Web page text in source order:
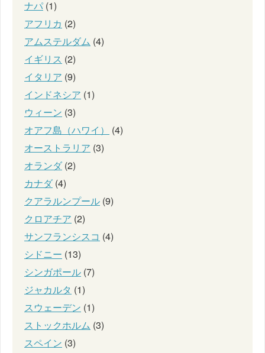
ナパ (1)
アフリカ (2)
アムステルダム (4)
イギリス (2)
イタリア (9)
インドネシア (1)
ウィーン (3)
オアフ島（ハワイ）
(4)
オーストラリア (3)
オランダ(2)
カナダ(4)
クアラルンプール (9)
クロアチア (2)
サンフランシスコ (4)
シドニー (13)
シンガポール (7)
ジャカルタ (1)
スウェーデン (1)
ストックホルム (3)
スペイン (3)